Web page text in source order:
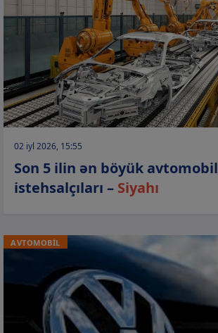
02 iyl 2026, 15:55
Son 5 ilin ən böyük avtomobil
istehsalçıları – Siyahı
AVTOMOBİL